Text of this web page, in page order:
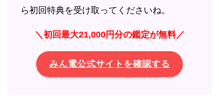
ら初回特典を受け取ってくださいね。
＼初回最大21,000円分の鑑定が無料／
みん電公式サイトを確認する